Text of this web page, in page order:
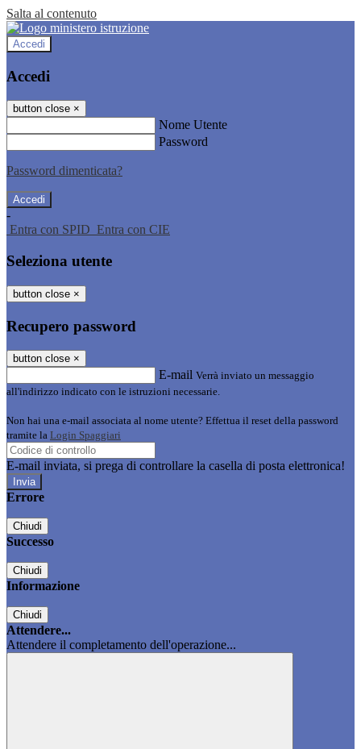
Salta al contenuto
Accedi
Accedi
button close ×
Nome Utente
Password
Password dimenticata?
-
Entra con SPID Entra con CIE
Seleziona utente
button close ×
Recupero password
button close ×
E-mail Verrà inviato un messaggio
all'indirizzo indicato con le istruzioni necessarie.
Non hai una e-mail associata al nome utente? Effettua il reset della password
tramite la Login Spaggiari
E-mail inviata, si prega di controllare la casella di posta elettronica!
Errore
Chiudi
Successo
Chiudi
Informazione
Chiudi
Attendere...
Attendere il completamento dell'operazione...